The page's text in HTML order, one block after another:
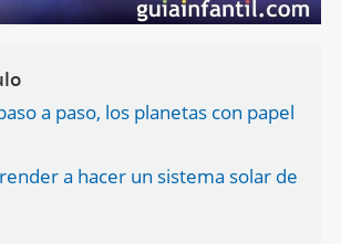
a paso, los planetas con papel
a hacer un sistema solar de